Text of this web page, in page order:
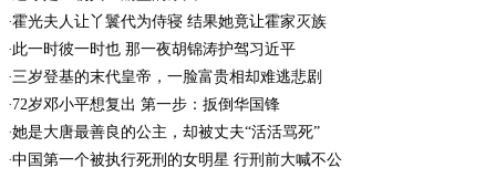
霍光夫人让丫鬟代为侍寝 结果她竟让霍家灭族
此一时彼一时也 那一夜胡锦涛护驾习近平
三岁登基的末代皇帝，一脸富贵相却难逃悲剧
72岁邓小平想复出 第一步：扳倒华国锋
她是大唐最善良的公主，却被丈夫“活活骂死”
中国第一个被执行死刑的女明星 行刑前大喊不公